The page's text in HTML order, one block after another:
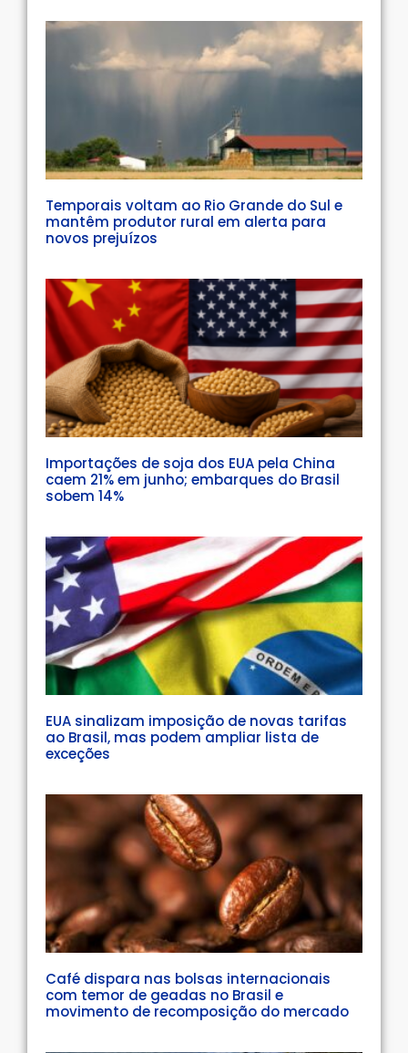
Temporais voltam ao Rio Grande do Sul e
mantêm produtor rural em alerta para
novos prejuízos
Importações de soja dos EUA pela China
caem 21% em junho; embarques do Brasil
sobem 14%
EUA sinalizam imposição de novas tarifas
ao Brasil, mas podem ampliar lista de
exceções
Café dispara nas bolsas internacionais
com temor de geadas no Brasil e
movimento de recomposição do mercado